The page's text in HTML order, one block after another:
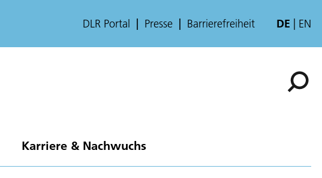
DLR Portal Presse Barrierefreiheit DE EN
Karriere & Nachwuchs